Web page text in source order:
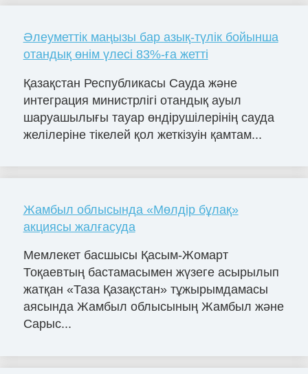
Әлеуметтік маңызы бар азық-түлік бойынша
отандық өнім үлесі 83%-ға жетті
Қазақстан Республикасы Сауда және
интеграция министрлігі отандық ауыл
шаруашылығы тауар өндірушілерінің сауда
желілеріне тікелей қол жеткізуін қамтам...
Жамбыл облысында «Мөлдір бұлақ»
акциясы жалғасуда
Мемлекет басшысы Қасым-Жомарт
Тоқаевтың бастамасымен жүзеге асырылып
жатқан «Таза Қазақстан» тұжырымдамасы
аясында Жамбыл облысының Жамбыл және
Сарыс...